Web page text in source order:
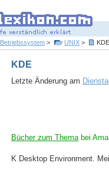
Betriebssystem > UNIX > KDE
KDE
Letzte Änderung am
Bücher zum Themabei
K Desktop Environment.